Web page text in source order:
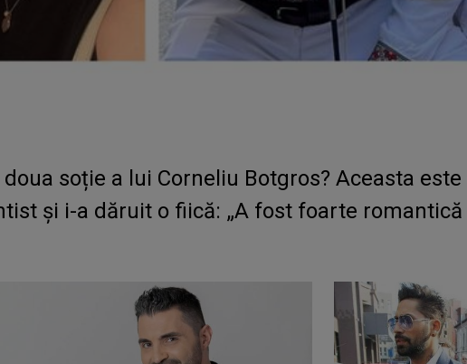
soție a lui Corneliu Botgros? Aceasta
și i-a dăruit o fiică: „A fost foarte